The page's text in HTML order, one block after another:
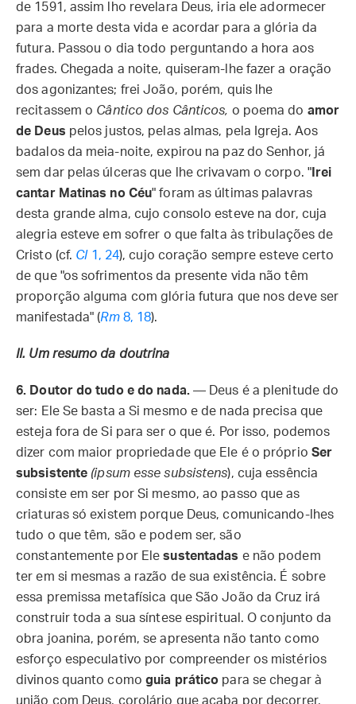
de 1591, assim lho revelara Deus, iria ele adormecer
para a morte desta vida e acordar para a glória da
futura. Passou o dia todo perguntando a hora aos
frades. Chegada a noite, quiseram-lhe fazer a oração
dos agonizantes; frei João, porém, quis lhe
recitassem o Cântico dos Cânticos, o poema do amor
de Deus pelos justos, pelas almas, pela Igreja. Aos
badalos da meia-noite, expirou na paz do Senhor, já
sem dar pelas úlceras que lhe crivavam o corpo. "Irei
cantar Matinas no Céu" foram as últimas palavras
desta grande alma, cujo consolo esteve na dor, cuja
alegria esteve em sofrer o que falta às tribulações de
Cristo (cf. Cl 1, 24), cujo coração sempre esteve certo
de que "os sofrimentos da presente vida não têm
proporção alguma com glória futura que nos deve ser
manifestada" (Rm8, 18).
II. Um resumo da doutrina
6. Doutor do tudo e do nada.— Deus é a plenitude do
ser: Ele Se basta a Si mesmo e de nada precisa que
esteja fora de Si para ser o que é. Por isso, podemos
dizer com maior propriedade que Ele é o próprio Ser
subsistente (ipsum esse subsistens), cuja essência
consiste em ser por Si mesmo, ao passo que as
criaturas só existem porque Deus, comunicando-lhes
tudo o que têm, são e podem ser, são
constantemente por Elesustentadas e não podem
ter em si mesmas a razão de sua existência. É sobre
essa premissa metafísica que São João da Cruz irá
construir toda a sua síntese espiritual. O conjunto da
obra joanina, porém, se apresenta não tanto como
esforço especulativo por compreender os mistérios
divinos quanto como guia prático para se chegar à
união com Deus, corolário que acaba por decorrer,